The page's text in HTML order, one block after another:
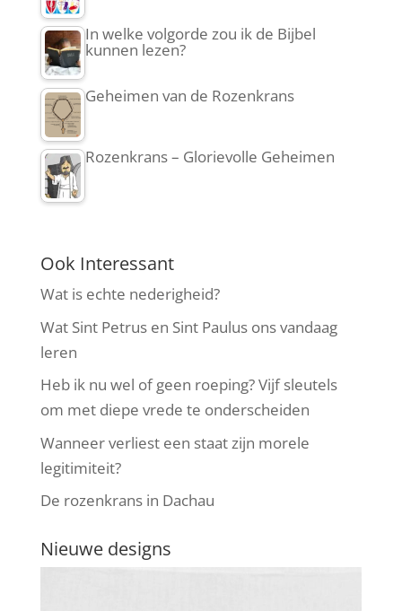
In welke volgorde zou ik de Bijbel
kunnen lezen?
Geheimen van de Rozenkrans
Rozenkrans – Glorievolle Geheimen
Ook Interessant
Wat is echte nederigheid?
Wat Sint Petrus en Sint Paulus ons vandaag
leren
Heb ik nu wel of geen roeping? Vijf sleutels
om met diepe vrede te onderscheiden
Wanneer verliest een staat zijn morele
legitimiteit?
De rozenkrans in Dachau
Nieuwe designs